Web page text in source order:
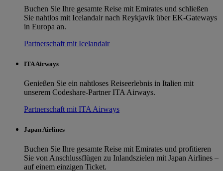
Buchen Sie Ihre gesamte Reise mit Emirates und schließen
Sie nahtlos mit Icelandair nach Reykjavik über EK-Gateways
in Europa an.
Partnerschaft mit Icelandair
ITA Airways
Genießen Sie ein nahtloses Reiseerlebnis in Italien mit
unserem Codeshare-Partner ITA Airways.
Partnerschaft mit ITA Airways
Japan Airlines
Buchen Sie Ihre gesamte Reise mit Emirates und profitieren
Sie von Anschlussflügen zu Inlandszielen mit Japan Airlines –
auf einem einzigen Ticket.